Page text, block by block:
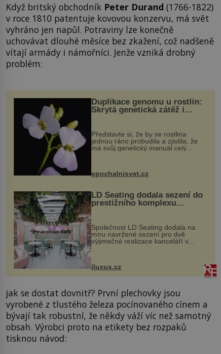
Když britský obchodník Peter Durand (1766-1822)
v roce 1810 patentuje kovovou konzervu, má svět
vyhráno jen napůl. Potraviny lze konečně
uchovávat dlouhé měsíce bez zkažení, což nadšeně
vítají armády i námořníci. Jenže vzniká drobný
problém:
Duplikace genomu u rostlin:
Skrytá genetická zátěž i
Představte si, že by se rostlina
jednou ráno probudila a zjistila, že
má svůj genetický manuál celý
vstupenka...
epochalnisvet.cz
LD Seating dodala sezení do
prestižního komplexu
MediaCityUK v Salfordu
Společnost LD Seating dodala na
míru navržené sezení pro dvě
výjimečné realizace kanceláří v
areálu MediaCityUK v anglickém
budov Media...
iluxus.cz
jak se dostat dovnitř? První plechovky jsou
vyrobené z tlustého železa pocínovaného cínem a
bývají tak robustní, že někdy váží víc než samotný
obsah. Výrobci proto na etikety bez rozpaků
tisknou návod: